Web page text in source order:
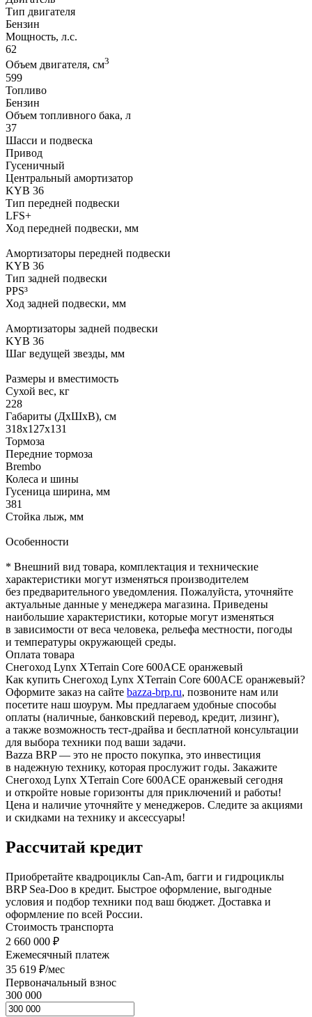
Тип двигателя
Бензин
Мощность, л.с.
62
Объем двигателя, см3
599
Топливо
Бензин
Объем топливного бака, л
37
Шасси и подвеска
Привод
Гусеничный
Центральный амортизатор
KYB 36
Тип передней подвески
LFS+
Ход передней подвески, мм
Амортизаторы передней подвески
KYB 36
Тип задней подвески
PPS³
Ход задней подвески, мм
Амортизаторы задней подвески
KYB 36
Шаг ведущей звезды, мм
Размеры и вместимость
Сухой вес, кг
228
Габариты (ДхШхВ), см
318х127х131
Тормоза
Передние тормоза
Brembo
Колеса и шины
Гусеница ширина, мм
381
Стойка лыж, мм
Особенности
* Внешний вид товара, комплектация и технические
характеристики могут изменяться производителем
без предварительного уведомления. Пожалуйста, уточняйте
актуальные данные у менеджера магазина. Приведены
наибольшие характеристики, которые могут изменяться
в зависимости от веса человека, рельефа местности, погоды
и температуры окружающей среды.
Оплата товара
Снегоход Lynx XTerrain Core 600ACE оранжевый
Как купить Снегоход Lynx XTerrain Core 600ACE оранжевый?
Оформите заказ на сайте bazza-brp.ru, позвоните нам или
посетите наш шоурум. Мы предлагаем удобные способы
оплаты (наличные, банковский перевод, кредит, лизинг),
а также возможность тест-драйва и бесплатной консультации
для выбора техники под ваши задачи.
Bazza BRP — это не просто покупка, это инвестиция
в надежную технику, которая прослужит годы. Закажите
Снегоход Lynx XTerrain Core 600ACE оранжевый сегодня
и откройте новые горизонты для приключений и работы!
Цена и наличие уточняйте у менеджеров. Следите за акциями
и скидками на технику и аксессуары!
Рассчитай кредит
Приобретайте квадроциклы Can-Am, багги и гидроциклы
BRP Sea-Doo в кредит. Быстрое оформление, выгодные
условия и подбор техники под ваш бюджет. Доставка и
оформление по всей России.
Стоимость транспорта
2 660 000 ₽
Ежемесячный платеж
35 619 ₽/мес
Первоначальный взнос
300 000